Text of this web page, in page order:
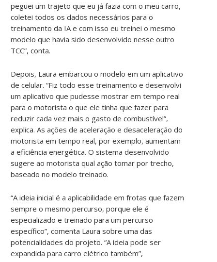
peguei um trajeto que eu já fazia com o meu carro,
coletei todos os dados necessários para o
treinamento da IA e com isso eu treinei o mesmo
modelo que havia sido desenvolvido nesse outro
TCC”, conta.
Depois, Laura embarcou o modelo em um aplicativo
de celular. “Fiz todo esse treinamento e desenvolvi
um aplicativo que pudesse mostrar em tempo real
para o motorista o que ele tinha que fazer para
reduzir cada vez mais o gasto de combustível”,
explica. As ações de aceleração e desaceleração do
motorista em tempo real, por exemplo, aumentam
a eficiência energética. O sistema desenvolvido
sugere ao motorista qual ação tomar por trecho,
baseado no modelo treinado.
“A ideia inicial é a aplicabilidade em frotas que fazem
sempre o mesmo percurso, porque ele é
especializado e treinado para um percurso
específico”, comenta Laura sobre uma das
potencialidades do projeto. “A ideia pode ser
expandida para carro elétrico também”,